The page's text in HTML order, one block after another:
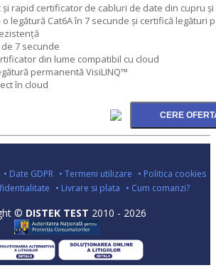
și rapid certificator de cabluri de date din cupru
legătură Cat6A în 7 secunde și certifică legături
7 secunde
din lume compatibil cu cloud
permanentă VisiLINQ™
în cloud
• Date GDPR • Termeni utilizare • Politica cookies
• Livrare si plata • Cum comanzi?
© DISTEK TEST 2010 - 2026